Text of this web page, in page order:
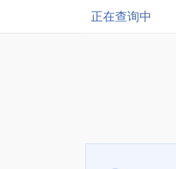
正在查询中